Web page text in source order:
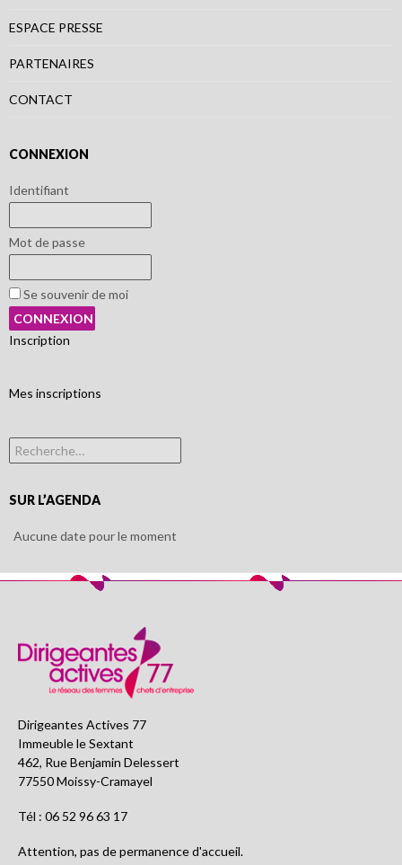
ESPACE PRESSE
PARTENAIRES
CONTACT
CONNEXION
Identifiant
Mot de passe
Se souvenir de moi
Inscription
Mes inscriptions
Rechercher :
SUR L’AGENDA
Aucune date pour le moment
Dirigeantes Actives 77
Immeuble le Sextant
462, Rue Benjamin Delessert
77550 Moissy-Cramayel
Tél : 06 52 96 63 17
Attention, pas de permanence d'accueil.